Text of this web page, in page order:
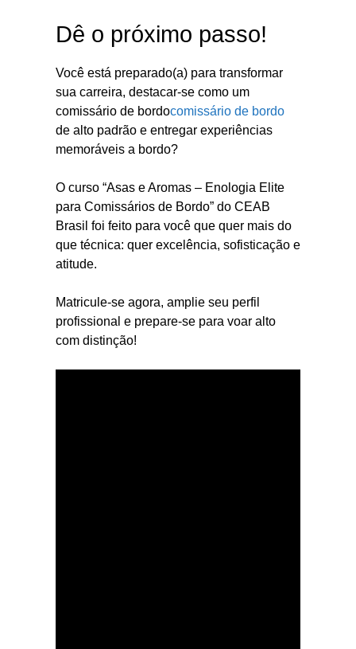
Dê o próximo passo!
Você está preparado(a) para transformar
sua carreira, destacar-se como um
comissário de bordocomissário de bordo
de alto padrão e entregar experiências
memoráveis a bordo?
O curso “Asas e Aromas – Enologia Elite
para Comissários de Bordo” do CEAB
Brasil foi feito para você que quer mais do
que técnica: quer excelência, sofisticação e
atitude.
Matricule-se agora, amplie seu perfil
profissional e prepare-se para voar alto
com distinção!